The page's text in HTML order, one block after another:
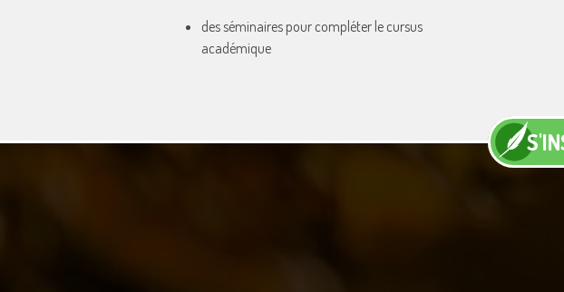
des séminaires pour compléter le cursus
académique